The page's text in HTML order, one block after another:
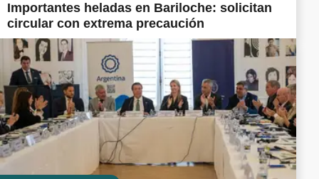
Importantes heladas en Bariloche: solicitan
circular con extrema precaución